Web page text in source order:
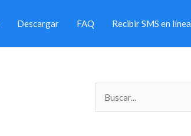
Descargar FAQ Recibir SMS en línea